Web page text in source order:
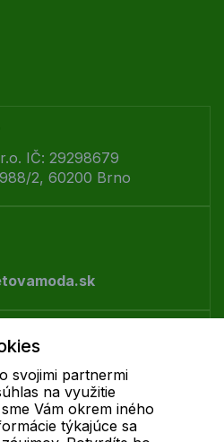
IČ: 29298679
2, 60200 Brno
055
| Ďalšie informácie| Spracovanie
svojimi partnermi
na využitie
Vám okrem iného
týkajúce sa